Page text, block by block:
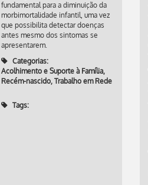
fundamental para a diminuição da
morbimortalidade infantil, uma vez
que possibilita detectar doenças
antes mesmo dos sintomas se
apresentarem.
Categorias:
Acolhimento e Suporte à Família,
Recém-nascido, Trabalho em Rede
Tags: